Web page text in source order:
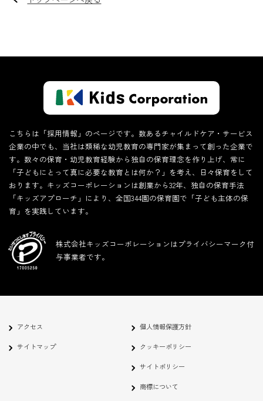
こちらは「採用情報」のページです。数あるチャイルドケア・サービス
企業の中でも、当社は類稀な幼児教育の専門家が集まって創った企業で
す。数々の保育・幼児教育経験から独自の保育理念を作り上げ、常に
「子どもにとって真に必要な教育とは何か？」を考え、日々保育をして
おります。キッズコーポレーションは創業から32年、独自の保育手法
「キッズアプローチ」により、全国344園の保育園で「子ども主体の保
育」を実践しています。
株式会社キッズコーポレーションはプライバシーマーク付
与事業者です。
アクセス
サイトマップ
個人情報保護方針
クッキーポリシー
サイトポリシー
商標について